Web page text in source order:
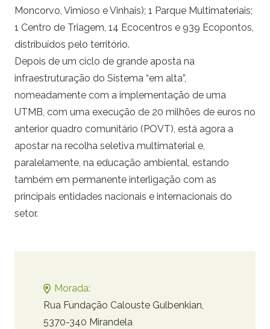
Moncorvo, Vimioso e Vinhais); 1 Parque Multimateriais;
1 Centro de Triagem, 14 Ecocentros e 939 Ecopontos,
distribuídos pelo território.
Depois de um ciclo de grande aposta na
infraestruturação do Sistema “em alta”,
nomeadamente com a implementação de uma
UTMB, com uma execução de 20 milhões de euros no
anterior quadro comunitário (POVT), está agora a
apostar na recolha seletiva multimaterial e,
paralelamente, na educação ambiental, estando
também em permanente interligação com as
principais entidades nacionais e internacionais do
setor.
Morada:
Rua Fundação Calouste Gulbenkian,
5370-340 Mirandela